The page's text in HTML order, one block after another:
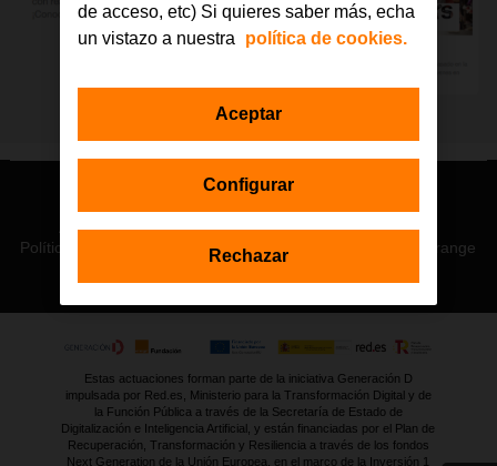
© Orange 2026
Accesibilidad
Lectura accesible: Confort+
Contacto
Política de privacidad
Política de cookies Orange
Estas actuaciones forman parte de la iniciativa Generación D
impulsada por Red.es, Ministerio para la Transformación Digital y de
la Función Pública a través de la Secretaría de Estado de
Digitalización e Inteligencia Artificial, y están financiadas por el Plan de
Recuperación, Transformación y Resiliencia a través de los fondos
Next Generation de la Unión Europea, en el marco de la Inversión 1
de acceso, etc) Si quieres saber más, echa
un vistazo a nuestra
política de cookies.
Configurar
Rechazar
Aceptar